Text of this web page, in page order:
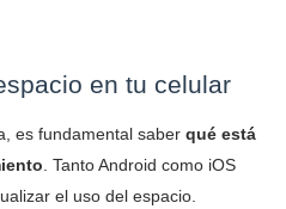
en tu celular
es fundamental saber qué está
. Tanto Android como iOS
el uso del espacio.